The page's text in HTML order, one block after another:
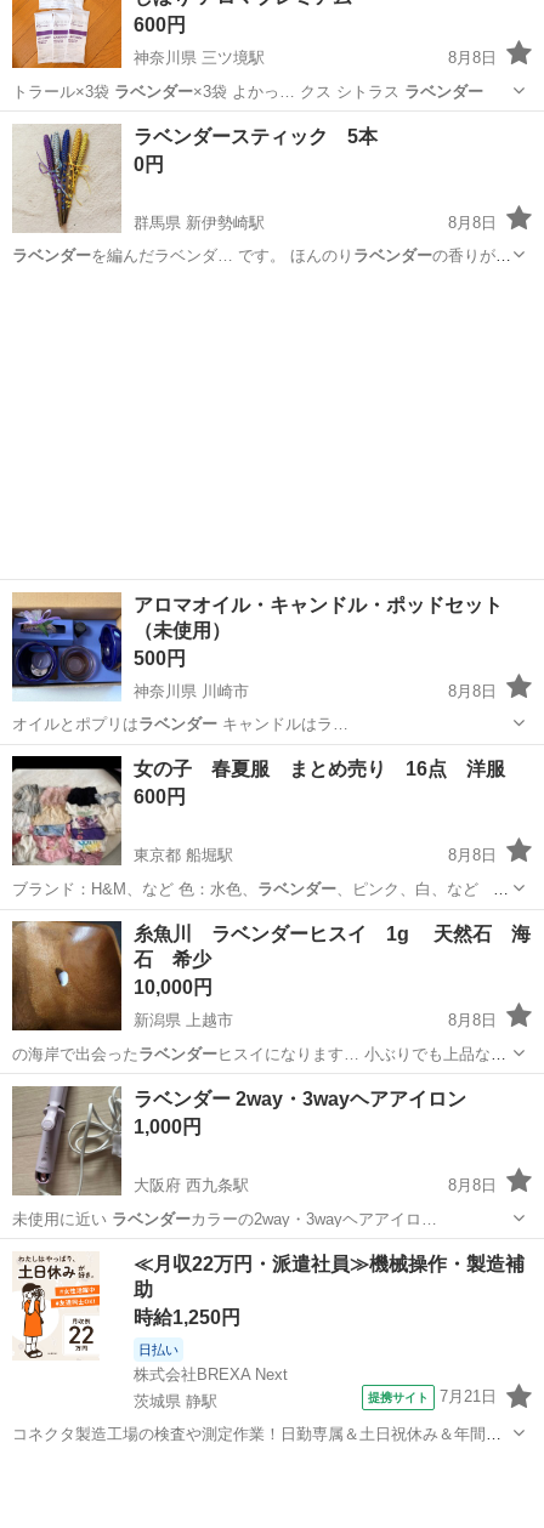
600円
神奈川県 三ツ境駅
8月8日
トラール×3袋 ラベンダー ×3袋 よかっ… クス シトラス ラベンダー
神奈川 横浜市 三ツ境駅 生活雑貨 おしぼり
ラベンダースティック 5本
0円
群馬県 新伊勢崎駅
8月8日
ラベンダーを編んだラベンダ… です。 ほんのり ラベンダーの香りがし
アロマオイル・キャンドル・ポッドセット
（未使用）
500円
神奈川県 川崎市
8月8日
オイルとポプリはラベンダーキャンドルはラ…
神奈川 川崎市 芳香剤、消臭剤
女の子 春夏服 まとめ売り 16点 洋服
600円
東京都 船堀駅
8月8日
ブランド：H&M、など 色：水色、 ラベンダー、ピンク、白、など
すべて子供が…
東京 江戸川区 船堀駅 子供用品 洋服
糸魚川 ラベンダーヒスイ 1g 天然石 海
石 希少
10,000円
新潟県 上越市
8月8日
の海岸で出会った ラベンダーヒスイになります… 小ぶりでも上品な
ベンダーがたいへんきれい…
新潟 上越市 インテリア雑貨/小物 ラベンダー
ラベンダー 2way・3wayヘアアイロン
1,000円
大阪府 西九条駅
8月8日
未使用に近い ラベンダーカラーの2way・3wayヘアアイロ…
大阪 大阪市 西九条駅 美容家電
≪月収22万円・派遣社員≫機械操作・製造補
助
時給1,250円
日払い
株式会社BREXA Next
茨城県 静駅
提携サイト 7月21日
コネクタ製造工場の検査や測定作業！日勤専属＆土日祝休み＆年間休